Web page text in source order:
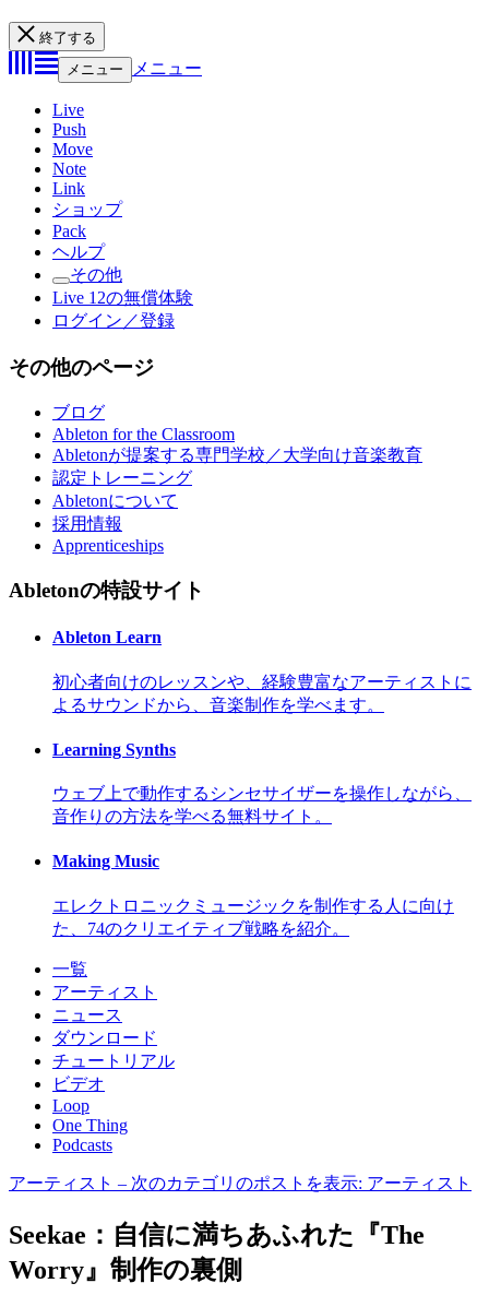
終了する
メニュー
メニュー
Live
Push
Move
Note
Link
ショップ
Pack
ヘルプ
その他
Live 12の無償体験
ログイン／登録
その他のページ
ブログ
Ableton for the Classroom
Abletonが提案する専門学校／大学向け音楽教育
認定トレーニング
Abletonについて
採用情報
Apprenticeships
Abletonの特設サイト
Ableton Learn
初心者向けのレッスンや、経験豊富なアーティストに
よるサウンドから、音楽制作を学べます。
Learning Synths
ウェブ上で動作するシンセサイザーを操作しながら、
音作りの方法を学べる無料サイト。
Making Music
エレクトロニックミュージックを制作する人に向け
た、74のクリエイティブ戦略を紹介。
一覧
アーティスト
ニュース
ダウンロード
チュートリアル
ビデオ
Loop
One Thing
Podcasts
アーティスト – 次のカテゴリのポストを表示: アーティスト
Seekae：自信に満ちあふれた『The
Worry』制作の裏側